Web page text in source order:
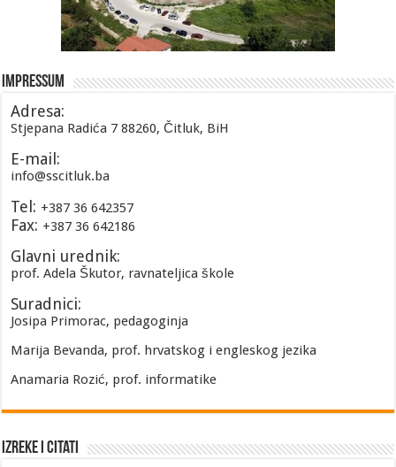
Impressum
Adresa:
Stjepana Radića 7 88260, Čitluk, BiH
E-mail:
info@sscitluk.ba
Tel: +387 36 642357
Fax: +387 36 642186
Glavni urednik:
prof. Adela Škutor, ravnateljica škole
Suradnici:
Josipa Primorac, pedagoginja
Marija Bevanda, prof. hrvatskog i engleskog jezika
Anamaria Rozić, prof. informatike
Izreke i Citati